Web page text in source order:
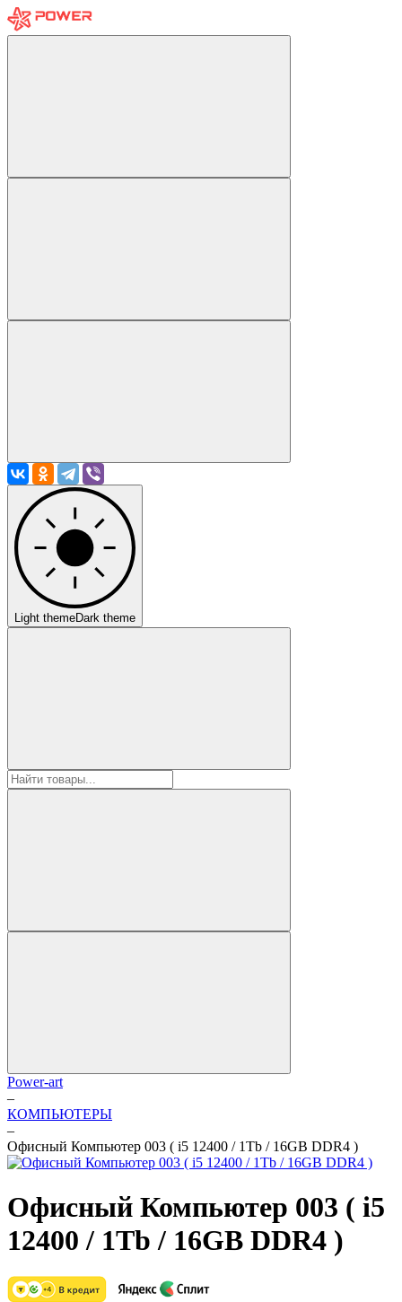
Light themeDark theme
Power-art
–
КОМПЬЮТЕРЫ
–
Офисный Компьютер 003 ( i5 12400 / 1Tb / 16GB DDR4 )
Офисный Компьютер 003 ( i5
12400 / 1Tb / 16GB DDR4 )